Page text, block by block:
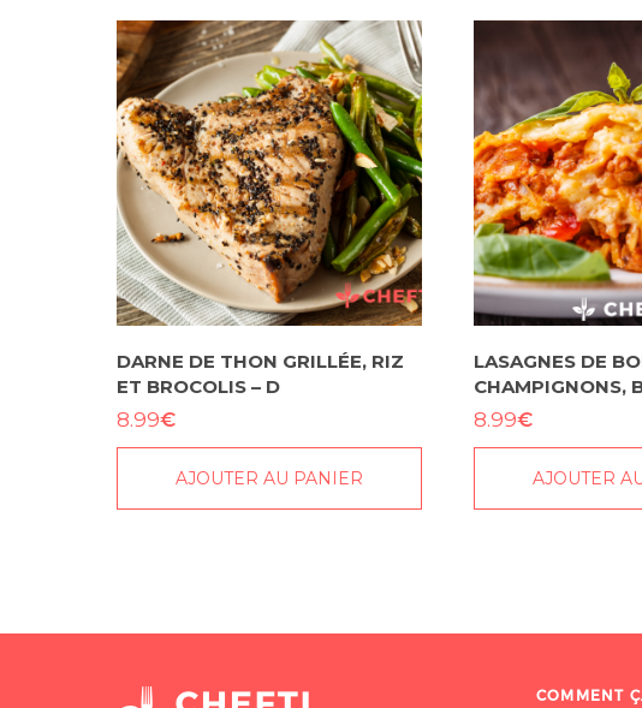
DARNE DE THON GRILLÉE, RIZ
ET BROCOLIS – D
8.99€
AJOUTER AU PANIER
LASAGNES DE
CHAMPIGNONS,
8.99€
AJOUTER
COMMENT